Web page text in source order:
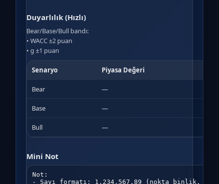
Duyarlılık (Hızlı)
Bear/Base/Bull bandı:
• WACC ±2 puan
• g ±1 puan
Senaryo Piyasa Değeri
Bear —
Base —
Bull —
Mini Not